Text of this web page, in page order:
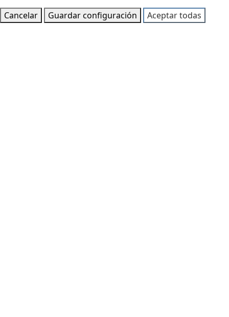
Cancelar
Guardar configuración Aceptar todas